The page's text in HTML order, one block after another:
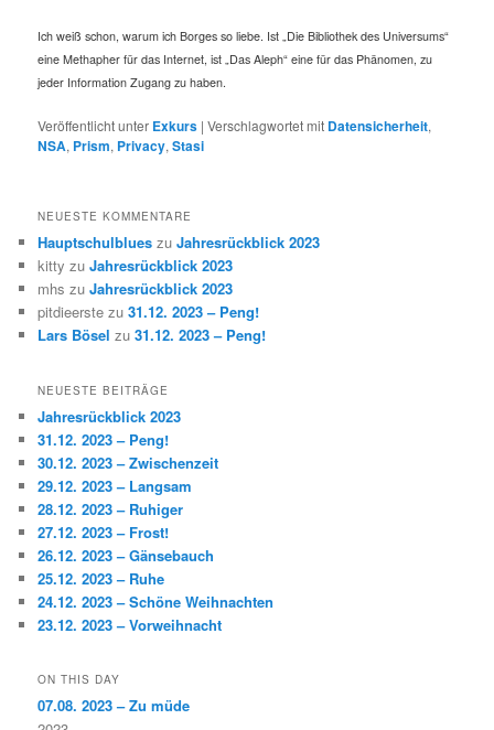
Ich weiß schon, warum ich Borges so liebe. Ist „Die Bibliothek des Universums“
eine Methapher für das Internet, ist „Das Aleph“ eine für das Phänomen, zu
jeder Information Zugang zu haben.
Veröffentlicht unter Exkurs |Verschlagwortet mit Datensicherheit,
NSA, Prism, Privacy,Stasi
NEUESTE KOMMENTARE
Hauptschulblues zuJahresrückblick 2023
kitty zuJahresrückblick 2023
mhs zuJahresrückblick 2023
pitdieerste zu31.12. 2023 – Peng!
Lars Bösel zu31.12. 2023 – Peng!
NEUESTE BEITRÄGE
Jahresrückblick 2023
31.12. 2023 – Peng!
30.12. 2023 – Zwischenzeit
29.12. 2023 – Langsam
28.12. 2023 – Ruhiger
27.12. 2023 – Frost!
26.12. 2023 – Gänsebauch
25.12. 2023 – Ruhe
24.12. 2023 – Schöne Weihnachten
23.12. 2023 – Vorweihnacht
ON THIS DAY
07.08. 2023 – Zu müde